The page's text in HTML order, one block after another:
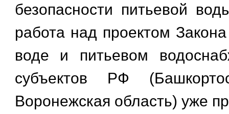
безопасности питьевой
работа над проектом
воде и питьевом
субъектов РФ
Воронежская область) уже